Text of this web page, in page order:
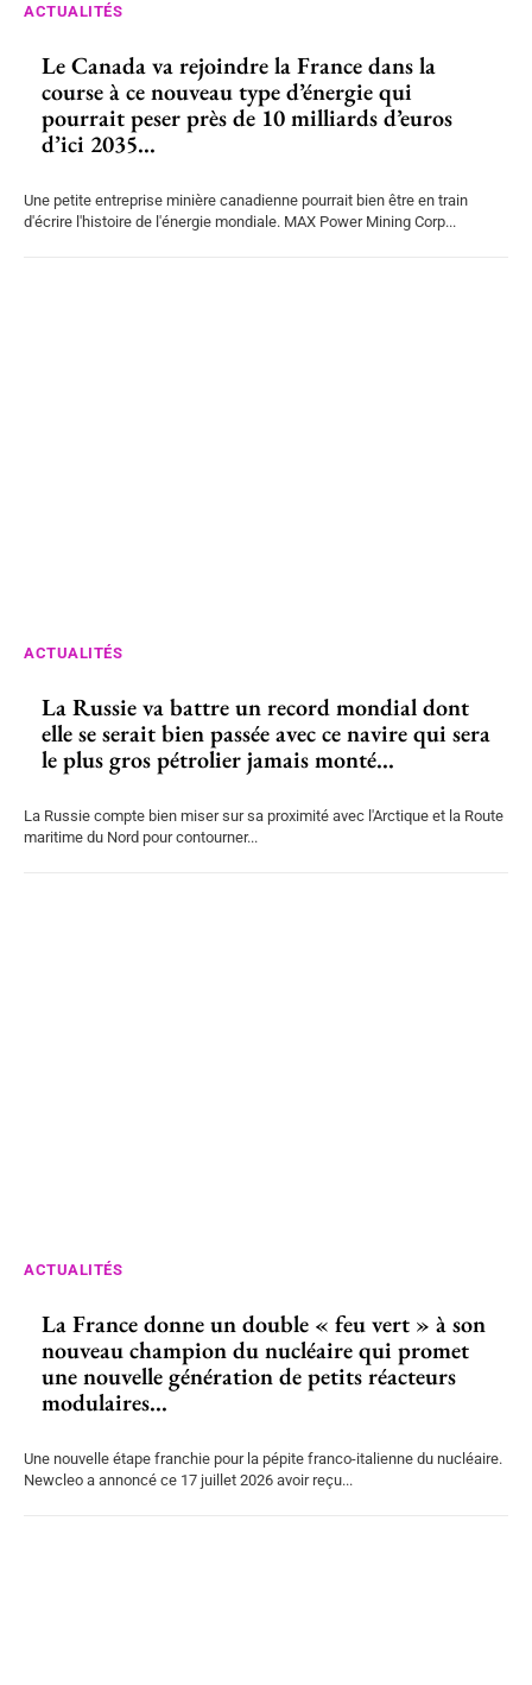
ACTUALITÉS
Le Canada va rejoindre la France dans la
course à ce nouveau type d’énergie qui
pourrait peser près de 10 milliards d’euros
d’ici 2035...
Une petite entreprise minière canadienne pourrait bien être en train
d'écrire l'histoire de l'énergie mondiale. MAX Power Mining Corp...
ACTUALITÉS
La Russie va battre un record mondial dont
elle se serait bien passée avec ce navire qui sera
le plus gros pétrolier jamais monté...
La Russie compte bien miser sur sa proximité avec l'Arctique et la Route
maritime du Nord pour contourner...
ACTUALITÉS
La France donne un double « feu vert » à son
nouveau champion du nucléaire qui promet
une nouvelle génération de petits réacteurs
modulaires...
Une nouvelle étape franchie pour la pépite franco-italienne du nucléaire.
Newcleo a annoncé ce 17 juillet 2026 avoir reçu...